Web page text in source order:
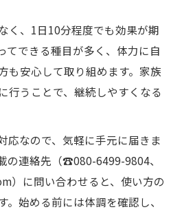
く、1日10分程度でも効果が期
てできる種目が多く、体力に自
も安心して取り組めます。家族
行うことで、継続しやすくなる
応なので、気軽に手元に届きま
の連絡先（☎️080-6499-9804、
）に問い合わせると、使い方の
。始める前には体調を確認し、